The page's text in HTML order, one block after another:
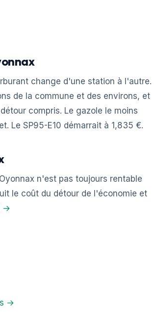
change d'une station à l'autre.
de la commune et des environs, et
compris. Le gazole le moins
Le SP95-E10 démarrait à 1,835 €.
n'est pas toujours rentable
le coût du détour de l'économie et
→
→